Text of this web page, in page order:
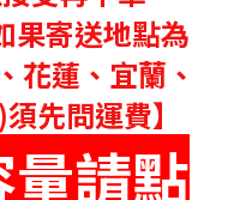
果寄送地點為
花蓮、宜蘭、
先問運費】
請點